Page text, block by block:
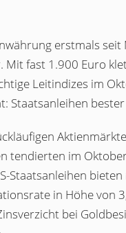
erstmals
fast 1.900 Euro
Leitindizes im
Staatsanleihen
tendierten im
Staatsanleihen
in Höhe von
bei